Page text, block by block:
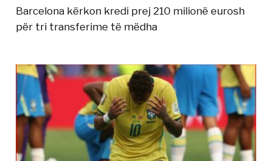
Barcelona kërkon kredi prej 210 milionë eurosh
për tri transferime të mëdha